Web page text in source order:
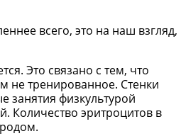
всего, это на наш взгляд,
Это связано с тем, что
не тренированное. Стенки
занятия физкультурой
Количество эритроцитов в